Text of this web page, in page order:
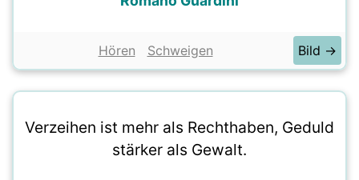
Hören Schweigen Bild →
Verzeihen ist mehr als Rechthaben, Geduld
stärker als Gewalt.